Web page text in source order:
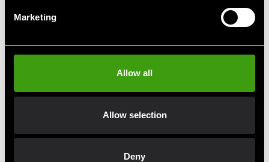
Marketing
Allow all
Allow selection
Deny
Hurtig levering til en agent nær dig
Klubrabatter
Benyt dig af tilbud og rabatter